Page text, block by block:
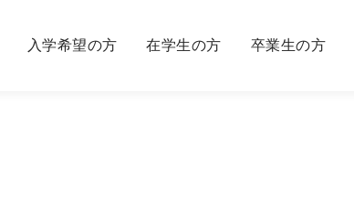
入学希望の方 在学生の方 卒業生の方